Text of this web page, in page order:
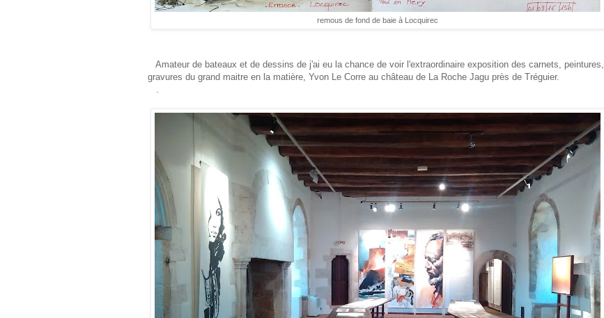
remous de fond de baie à Locquirec
Amateur de bateaux et de dessins de j'ai eu la chance de voir l'extraordinaire exposition des carnets, peintures,
gravures du grand maitre en la matière, Yvon Le Corre au château de La Roche Jagu près de Tréguier.
.